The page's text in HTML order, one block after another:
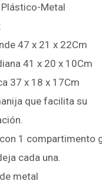
Plástico-Metal
47 x 21 x 22Cm
41 x 20 x 10Cm
37 x 18 x 17Cm
que facilita su
con 1 compartimento
cada una.
metal